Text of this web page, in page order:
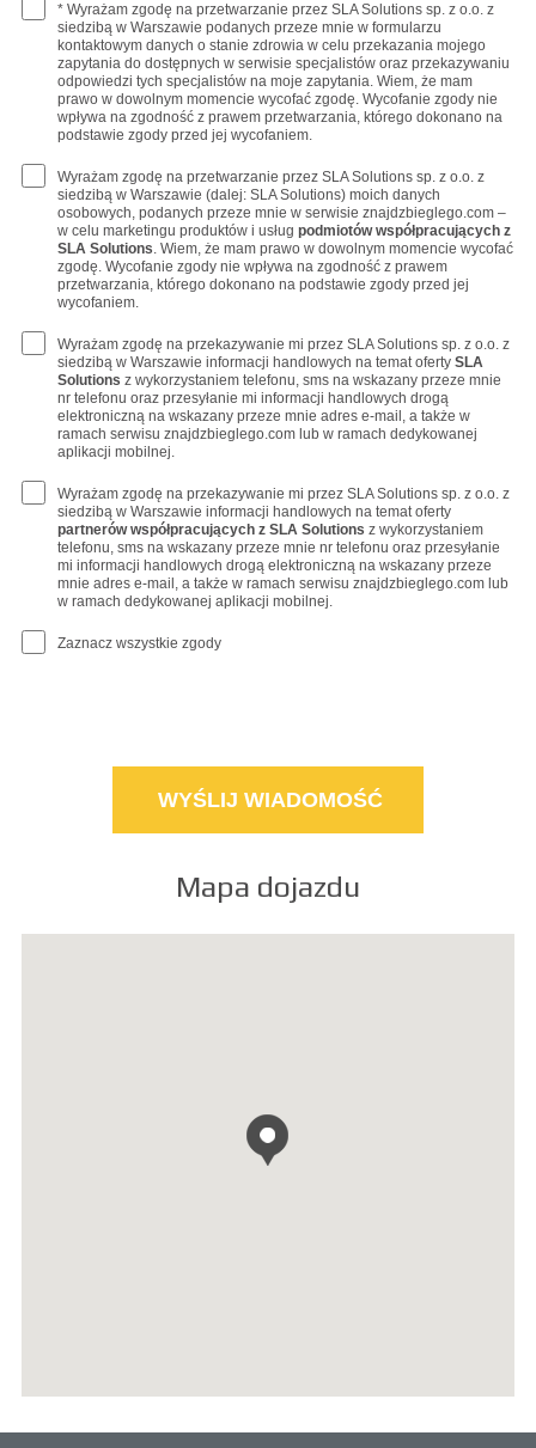
* Wyrażam zgodę na przetwarzanie przez SLA Solutions sp. z o.o. z
siedzibą w Warszawie podanych przeze mnie w formularzu
kontaktowym danych o stanie zdrowia w celu przekazania mojego
zapytania do dostępnych w serwisie specjalistów oraz przekazywaniu
odpowiedzi tych specjalistów na moje zapytania. Wiem, że mam
prawo w dowolnym momencie wycofać zgodę. Wycofanie zgody nie
wpływa na zgodność z prawem przetwarzania, którego dokonano na
podstawie zgody przed jej wycofaniem.
Wyrażam zgodę na przetwarzanie przez SLA Solutions sp. z o.o. z
siedzibą w Warszawie (dalej: SLA Solutions) moich danych
osobowych, podanych przeze mnie w serwisie znajdzbieglego.com –
w celu marketingu produktów i usług podmiotów współpracujących z
SLA Solutions. Wiem, że mam prawo w dowolnym momencie wycofać
zgodę. Wycofanie zgody nie wpływa na zgodność z prawem
przetwarzania, którego dokonano na podstawie zgody przed jej
wycofaniem.
Wyrażam zgodę na przekazywanie mi przez SLA Solutions sp. z o.o. z
siedzibą w Warszawie informacji handlowych na temat oferty SLA
Solutions z wykorzystaniem telefonu, sms na wskazany przeze mnie
nr telefonu oraz przesyłanie mi informacji handlowych drogą
elektroniczną na wskazany przeze mnie adres e-mail, a także w
ramach serwisu znajdzbieglego.com lub w ramach dedykowanej
aplikacji mobilnej.
Wyrażam zgodę na przekazywanie mi przez SLA Solutions sp. z o.o. z
siedzibą w Warszawie informacji handlowych na temat oferty
partnerów współpracujących z SLA Solutions z wykorzystaniem
telefonu, sms na wskazany przeze mnie nr telefonu oraz przesyłanie
mi informacji handlowych drogą elektroniczną na wskazany przeze
mnie adres e-mail, a także w ramach serwisu znajdzbieglego.com lub
w ramach dedykowanej aplikacji mobilnej.
Zaznacz wszystkie zgody
Mapa dojazdu